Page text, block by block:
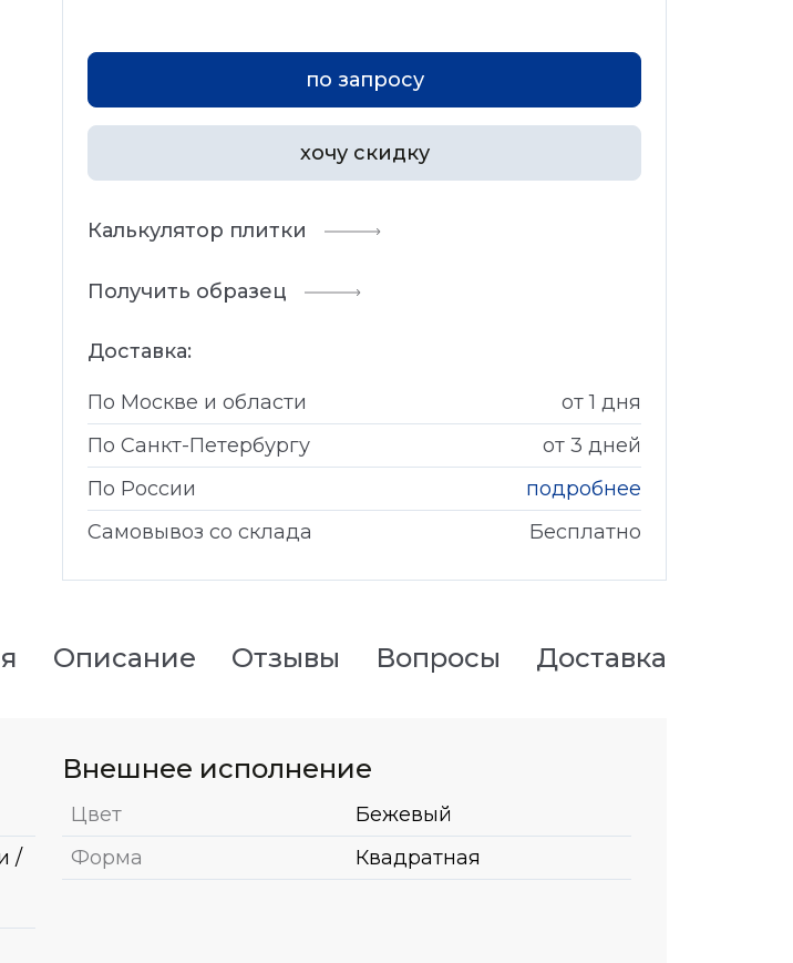
по запросу
хочу скидку
Калькулятор плитки
Получить образец
Доставка:
По Москве и области
от 1 дня
По Санкт-Петербургу
от 3 дней
По России
подробнее
Самовывоз со склада
Бесплатно
Описание Отзывы Вопросы Доставка
/
Внешнее исполнение
Цвет
Бежевый
Форма
Квадратная